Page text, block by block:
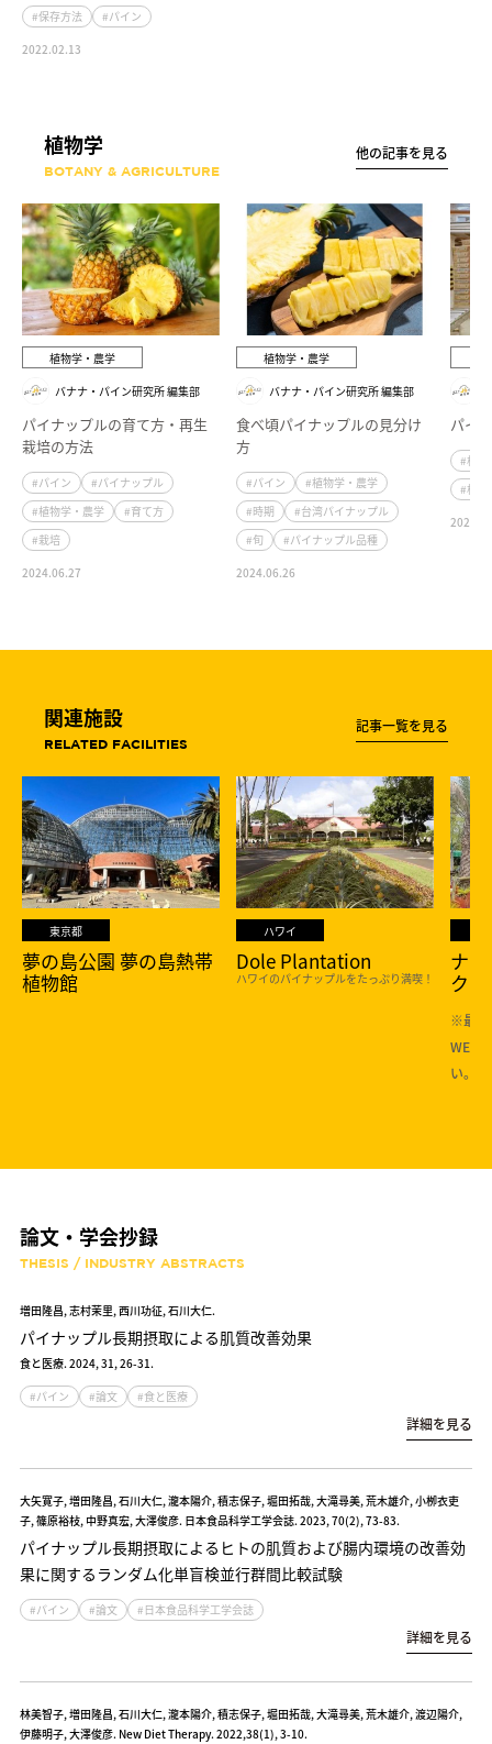
#保存方法
#パイン
2022.02.13
植物学
BOTANY & AGRICULTURE
他の記事を見る
植物学・農学
バナナ・パイン研究所 編集部
パイナップルの育て方・再生
栽培の方法
#パイン
#パイナップル
#植物学・農学
#育て方
#栽培
2024.06.27
植物学・農学
バナナ・パイン研究所 編集部
食べ頃パイナップルの見分け
方
#パイン
#植物学・農学
#時期
#台湾パイナップル
#旬
#パイナップル品種
2024.06.26
パイ
#植
#植物
関連施設
RELATED FACILITIES
記事一覧を見る
東京都
夢の島公園 夢の島熱帯
植物館
ハワイ
Dole Plantation
ハワイのパイナップルをたっぷり満喫！
ナ
ク
※最新
WEB
い。
論文・学会抄録
THESIS / INDUSTRY ABSTRACTS
増田隆昌, 志村茉里, 西川功征, 石川大仁.
パイナップル長期摂取による肌質改善効果
食と医療. 2024, 31, 26-31.
#パイン
#論文 #食と医療
詳細を見る
大矢寛子, 増田隆昌, 石川大仁, 瀧本陽介, 積志保子, 堀田拓哉, 大滝尋美, 荒木雄介, 小栁衣吏
子, 篠原裕枝, 中野真宏, 大澤俊彦. 日本食品科学工学会誌. 2023, 70(2), 73-83.
パイナップル長期摂取によるヒトの肌質および腸内環境の改善効
果に関するランダム化単盲検並行群間比較試験
#パイン #論文 #日本食品科学工学会誌
詳細を見る
林美智子, 増田隆昌, 石川大仁, 瀧本陽介, 積志保子, 堀田拓哉, 大滝尋美, 荒木雄介, 渡辺陽介,
伊藤明子, 大澤俊彦. New Diet Therapy. 2022,38(1), 3-10.